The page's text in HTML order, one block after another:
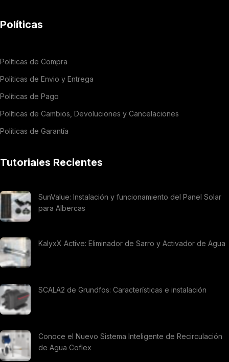
Políticas
Políticas de Compra
Politicas de Envio y Entrega
Políticas de Pago
Políticas de Cambios, Devoluciones y Cancelaciones
Políticas de Garantía
Tutoriales Recientes
SunValue: Instalación y funcionamiento del Panel Solar
para Albercas
KalyxX Active: Eliminador de Sarro y Activador de Agua
SCALA2 de Grundfos: Características e instalación
Conoce el Nuevo Sistema Inteligente de Recirculación
de Agua Coflex